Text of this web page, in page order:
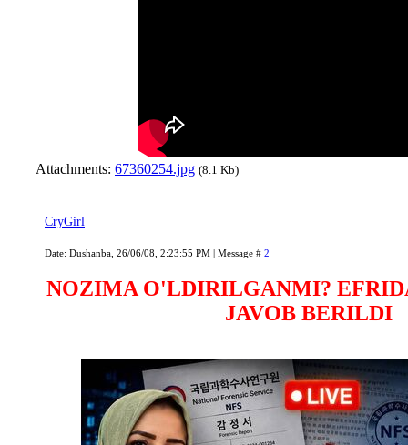
Attachments: 67360254.jpg (8.1 Kb)
CryGirl
Date: Dushanba, 26/06/08, 2:23:55 PM | Message # 2
NOZIMA O'LDIRILGANMI?
JAVOB BERILDI